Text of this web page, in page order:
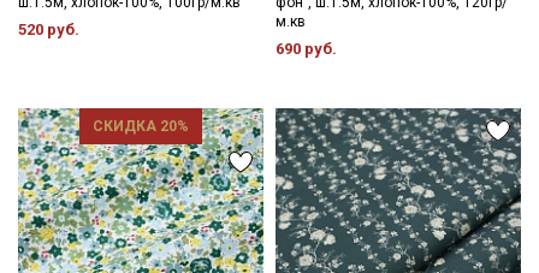
520 руб.
м.кв
690 руб.
СКИДКА 20%